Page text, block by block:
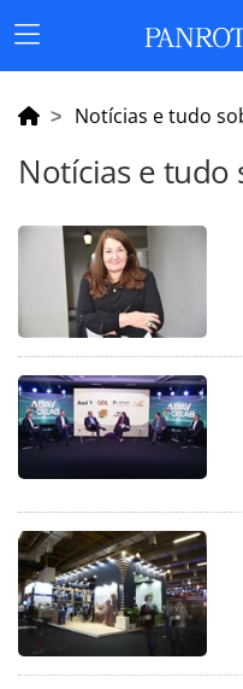
Menu
Principal
Notícias e tudo
Notícias e tudo